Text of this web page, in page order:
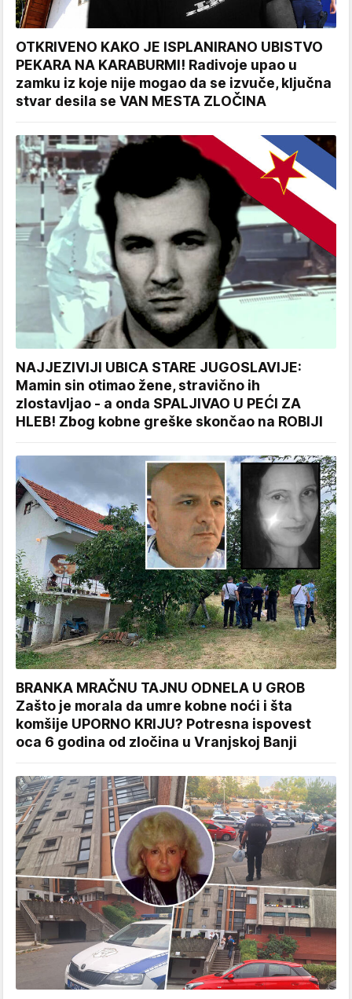
OTKRIVENO KAKO JE ISPLANIRANO UBISTVO
PEKARA NA KARABURMI! Radivoje upao u
zamku iz koje nije mogao da se izvuče, ključna
stvar desila se VAN MESTA ZLOČINA
NAJJEZIVIJI UBICA STARE JUGOSLAVIJE:
Mamin sin otimao žene, stravično ih
zlostavljao - a onda SPALJIVAO U PEĆI ZA
HLEB! Zbog kobne greške skončao na ROBIJI
BRANKA MRAČNU TAJNU ODNELA U GROB
Zašto je morala da umre kobne noći i šta
komšije UPORNO KRIJU? Potresna ispovest
oca 6 godina od zločina u Vranjskoj Banji